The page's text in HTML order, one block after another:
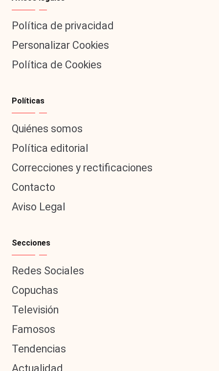
Política de privacidad
Personalizar Cookies
Política de Cookies
Políticas
Quiénes somos
Política editorial
Correcciones y rectificaciones
Contacto
Aviso Legal
Secciones
Redes Sociales
Copuchas
Televisión
Famosos
Tendencias
Actualidad